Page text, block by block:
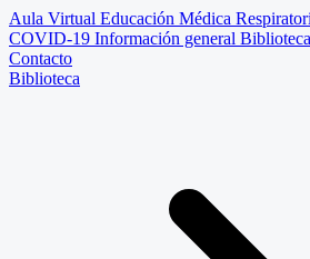
Aula Virtual Educación Médica
COVID-19 Información general Biblioteca
Contacto
Biblioteca